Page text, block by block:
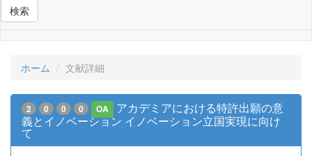
検索
ホーム 文献詳細
2 0 0 0 OA
アカデミアにおける特許出願の意
義とイノベーション イノベーション立国実現に向け
て